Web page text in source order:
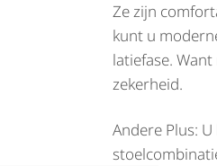
Ze zijn
kunt u
la­tie­fase.
zekerheid.
Andere Plus: